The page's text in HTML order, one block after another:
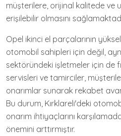
müşterilere, orijinal kalitede ve
erişilebilir olmasını
Opel ikinci el parçalarının
otomobil sahipleri için değil,
sektöründeki işletmeler için de
servisleri ve tamirciler,
onarımlar sunarak rekabet
Bu durum, Kırklareli'deki
onarım ihtiyaçlarını
önemini arttırmıştır.